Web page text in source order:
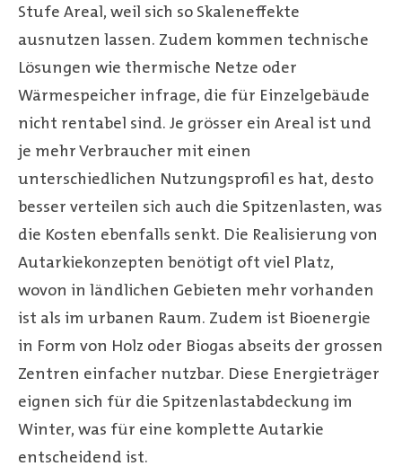
Stufe Areal, weil sich so Skaleneffekte
ausnutzen lassen. Zudem kommen technische
Lösungen wie thermische Netze oder
Wärmespeicher infrage, die für Einzelgebäude
nicht rentabel sind. Je grösser ein Areal ist und
je mehr Verbraucher mit einen
unterschiedlichen Nutzungsprofil es hat, desto
besser verteilen sich auch die Spitzenlasten, was
die Kosten ebenfalls senkt. Die Realisierung von
Autarkiekonzepten benötigt oft viel Platz,
wovon in ländlichen Gebieten mehr vorhanden
ist als im urbanen Raum. Zudem ist Bioenergie
in Form von Holz oder Biogas abseits der grossen
Zentren einfacher nutzbar. Diese Energieträger
eignen sich für die Spitzenlastabdeckung im
Winter, was für eine komplette Autarkie
entscheidend ist.